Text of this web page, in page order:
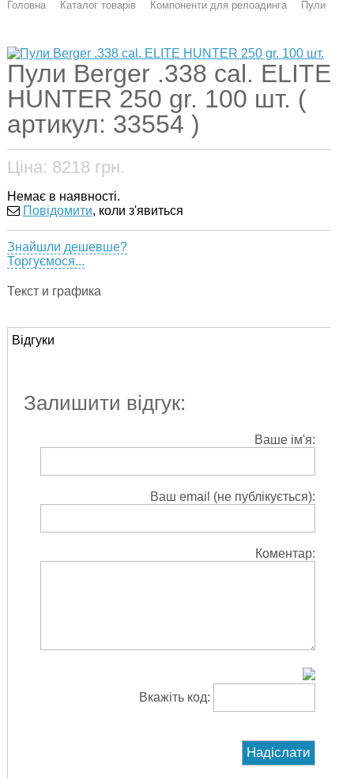
Головна Каталог товарів Компоненти для релоадинга Пули
Пули Berger .338 cal. ELITE
HUNTER 250 gr. 100 шт. (
артикул: 33554 )
Ціна: 8218 грн.
Немає в наявності.
Повідомити, коли з'явиться
Знайшли дешевше?
Торгуємося...
Текст и графика
Відгуки
Залишити відгук:
Ваше ім'я:
Ваш email (не публікується):
Коментар:
Вкажіть код: